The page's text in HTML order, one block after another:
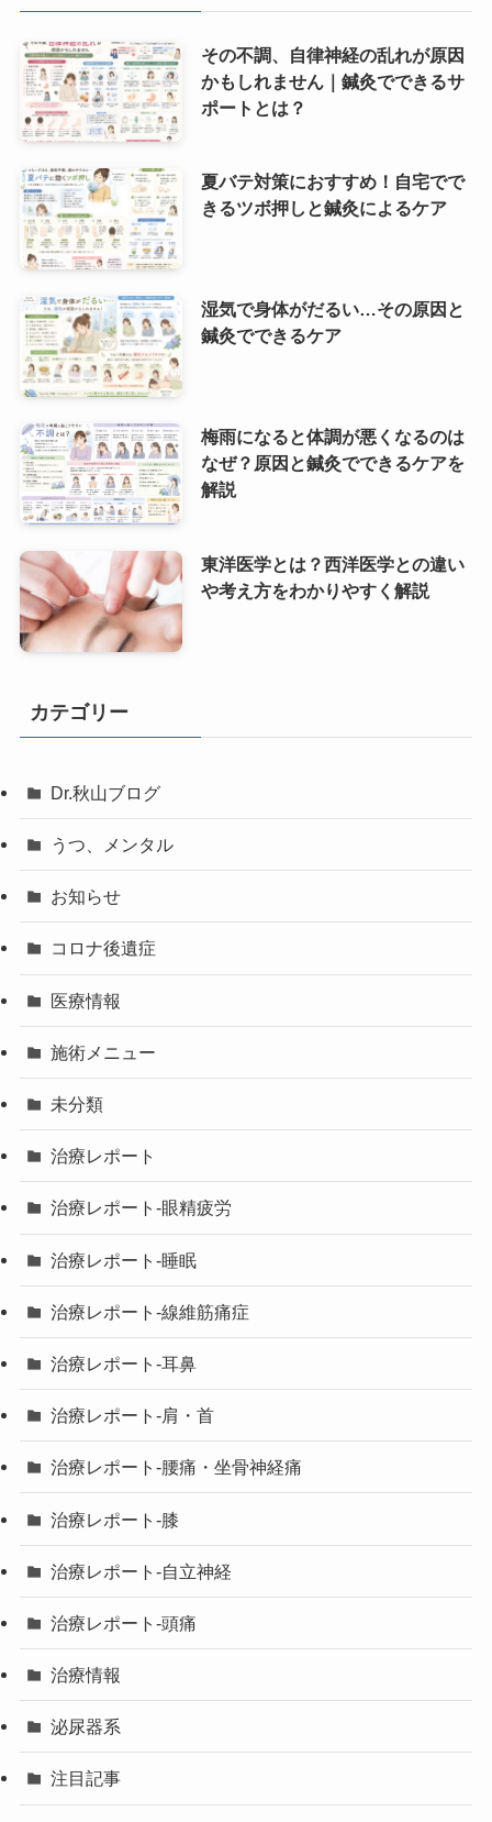
その不調、自律神経の乱れが原因
かもしれません｜鍼灸でできるサ
ポートとは？
夏バテ対策におすすめ！自宅でで
きるツボ押しと鍼灸によるケア
湿気で身体がだるい…その原因と
鍼灸でできるケア
梅雨になると体調が悪くなるのは
なぜ？原因と鍼灸でできるケアを
解説
東洋医学とは？西洋医学との違い
や考え方をわかりやすく解説
カテゴリー
Dr.秋山ブログ
うつ、メンタル
お知らせ
コロナ後遺症
医療情報
施術メニュー
未分類
治療レポート
治療レポート-眼精疲労
治療レポート-睡眠
治療レポート-線維筋痛症
治療レポート-耳鼻
治療レポート-肩・首
治療レポート-腰痛・坐骨神経痛
治療レポート-膝
治療レポート-自立神経
治療レポート-頭痛
治療情報
泌尿器系
注目記事